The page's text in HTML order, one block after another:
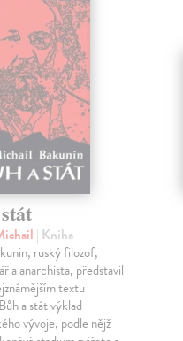
| Kniha
ruský filozof,
a anarchista, představil
textu
a stát výklad
vývoje, podle nějž